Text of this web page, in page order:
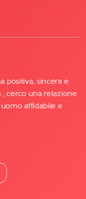
positiva, sincera e
, cerco una relazione
affidabile e